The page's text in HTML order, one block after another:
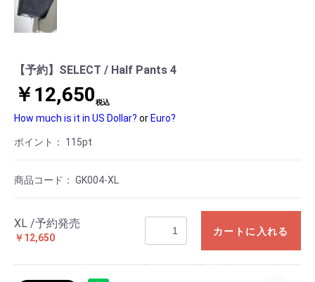
【予約】SELECT / Half Pants 4
￥12,650税込
How much is it in US Dollar? or Euro?
ポイント： 115pt
商品コード： GK004-XL
XL /予約発売
￥12,650
カートに入れる